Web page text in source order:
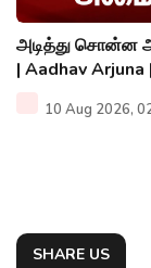
அடித்து சொன்ன
| Aadhav
10 Aug 2026,
SHARE US